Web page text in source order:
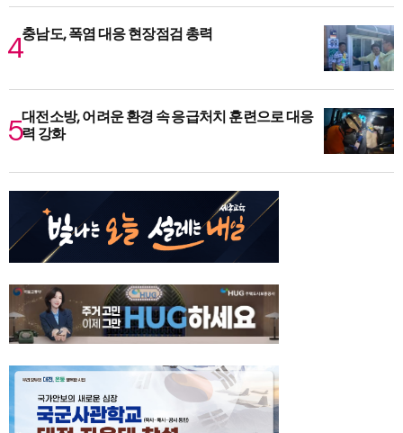
충남도, 폭염 대응 현장점검 총력
대전소방, 어려운 환경 속 응급처치 훈련으로 대응
력 강화